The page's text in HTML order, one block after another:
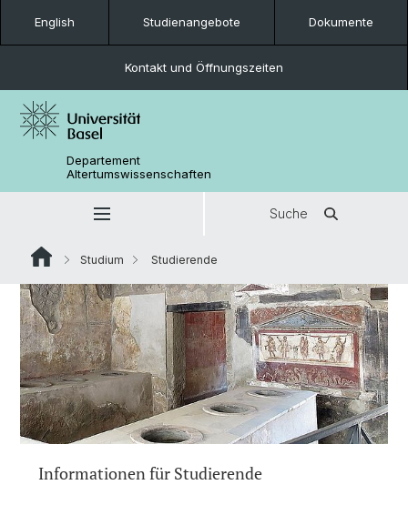
English Studienangebote Dokumente
Kontakt und Öffnungszeiten
Departement
Altertumswissenschaften
Suche
Studium Studierende
Informationen für Studierende